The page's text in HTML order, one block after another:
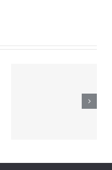
Donnerstag
06.08.2026